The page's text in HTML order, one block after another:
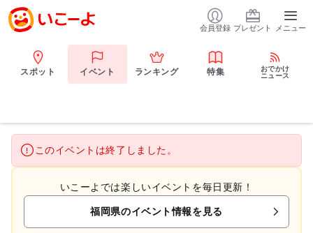
会員登録 プレゼント メニュー
スポット イベント ランキング 特集
おでかけ
ニュース
このイベントは終了しました。
いこーよでは楽しいイベントを毎日更新！
福岡県のイベント情報を見る